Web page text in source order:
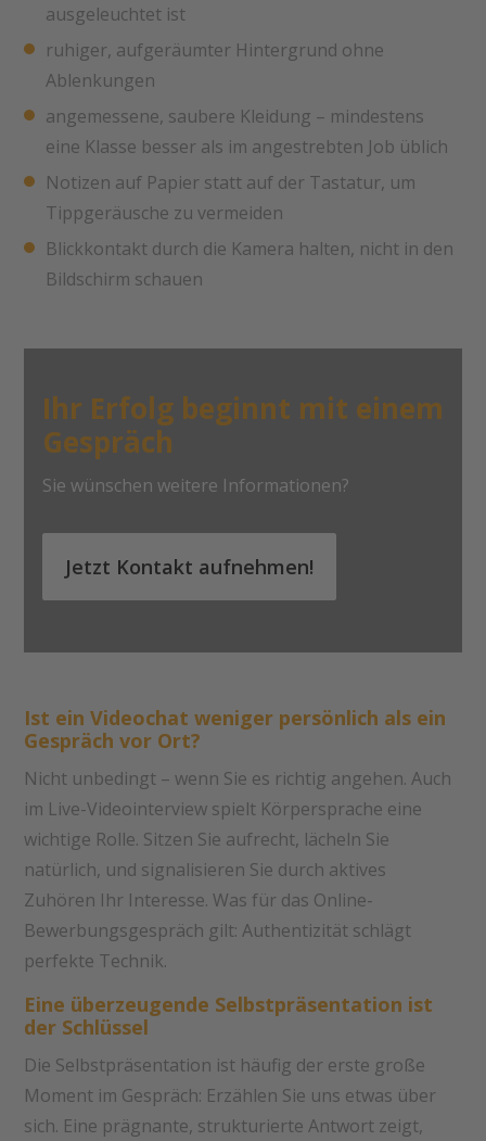
ausgeleuchtet ist
ruhiger, aufgeräumter Hintergrund ohne
Ablenkungen
angemessene, saubere Kleidung – mindestens
eine Klasse besser als im angestrebten Job üblich
Notizen auf Papier statt auf der Tastatur, um
Tippgeräusche zu vermeiden
Blickkontakt durch die Kamera halten, nicht in den
Bildschirm schauen
Ihr Erfolg beginnt mit einem
Gespräch
Sie wünschen weitere Informationen?
Jetzt Kontakt aufnehmen!
Ist ein Videochat weniger persönlich als ein
Gespräch vor Ort?
Nicht unbedingt – wenn Sie es richtig angehen. Auch
im Live-Videointerview spielt Körpersprache eine
wichtige Rolle. Sitzen Sie aufrecht, lächeln Sie
natürlich, und signalisieren Sie durch aktives
Zuhören Ihr Interesse. Was für das Online-
Bewerbungsgespräch gilt: Authentizität schlägt
perfekte Technik.
Eine überzeugende Selbstpräsentation ist
der Schlüssel
Die Selbstpräsentation ist häufig der erste große
Moment im Gespräch: Erzählen Sie uns etwas über
sich. Eine prägnante, strukturierte Antwort zeigt,